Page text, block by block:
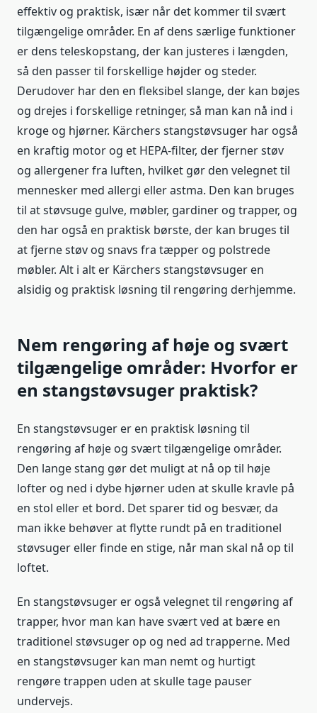
effektiv og praktisk, især når det kommer til svært
tilgængelige områder. En af dens særlige funktioner
er dens teleskopstang, der kan justeres i længden,
så den passer til forskellige højder og steder.
Derudover har den en fleksibel slange, der kan bøjes
og drejes i forskellige retninger, så man kan nå ind i
kroge og hjørner. Kärchers stangstøvsuger har også
en kraftig motor og et HEPA-filter, der fjerner støv
og allergener fra luften, hvilket gør den velegnet til
mennesker med allergi eller astma. Den kan bruges
til at støvsuge gulve, møbler, gardiner og trapper, og
den har også en praktisk børste, der kan bruges til
at fjerne støv og snavs fra tæpper og polstrede
møbler. Alt i alt er Kärchers stangstøvsuger en
alsidig og praktisk løsning til rengøring derhjemme.
Nem rengøring af høje og svært
tilgængelige områder: Hvorfor er
en stangstøvsuger praktisk?
En stangstøvsuger er en praktisk løsning til
rengøring af høje og svært tilgængelige områder.
Den lange stang gør det muligt at nå op til høje
lofter og ned i dybe hjørner uden at skulle kravle på
en stol eller et bord. Det sparer tid og besvær, da
man ikke behøver at flytte rundt på en traditionel
støvsuger eller finde en stige, når man skal nå op til
loftet.
En stangstøvsuger er også velegnet til rengøring af
trapper, hvor man kan have svært ved at bære en
traditionel støvsuger op og ned ad trapperne. Med
en stangstøvsuger kan man nemt og hurtigt
rengøre trappen uden at skulle tage pauser
undervejs.